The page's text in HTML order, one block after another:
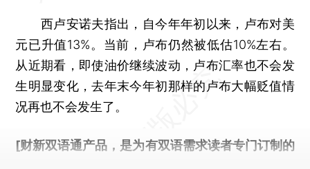
西卢安诺夫指出，自今年年初以来，卢布对美
元已升值13%。当前，卢布仍然被低估10%左右。
从近期看，即使油价继续波动，卢布汇率也不会发
生明显变化，去年末今年初那样的卢布大幅贬值情
况再也不会发生了。
[财新双语通产品，是为有双语需求读者专门订制的